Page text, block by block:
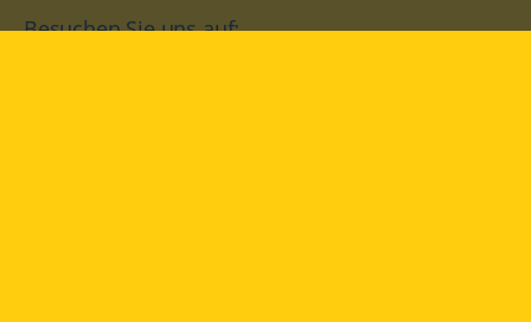
Besuchen Sie uns auf: